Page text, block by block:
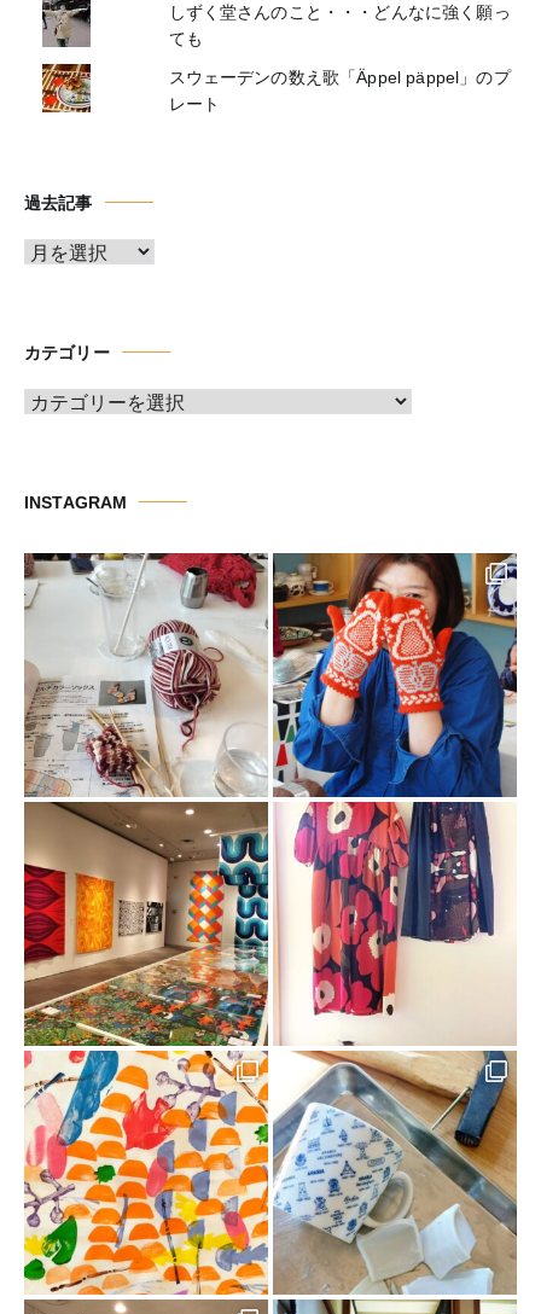
しずく堂さんのこと・・・どんなに強く願っ
ても
スウェーデンの数え歌「Äppel päppel」のプ
レート
過去記事
ア
ブ
カテゴリー
カ
ー
INSTAGRAM